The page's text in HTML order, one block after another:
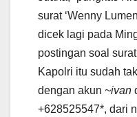
surat ‘Wenny
dicek lagi pada
postingan soal surat
Kapolri itu sudah
dengan akun ~ivan
+628525547*, dari